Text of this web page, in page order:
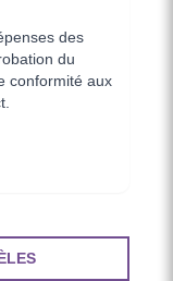
des
du
conformité aux